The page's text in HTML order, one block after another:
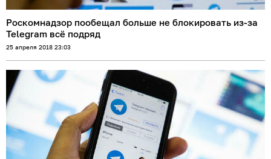
Роскомнадзор пообещал больше не блокировать из-за
Telegram всё подряд
25 апреля 2018 23:03